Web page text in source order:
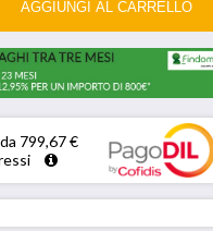
799,67 €